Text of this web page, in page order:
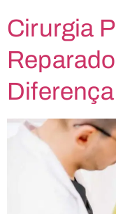
Cirurgia
Diferença